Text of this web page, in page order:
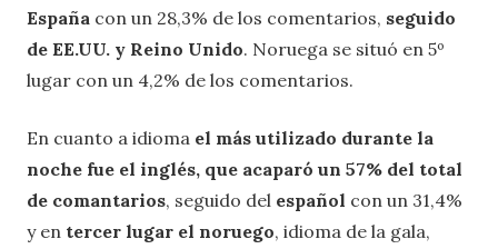
España con un 28,3% de los comentarios, seguido
de EE.UU. y Reino Unido. Noruega se situó en 5º
lugar con un 4,2% de los comentarios.
En cuanto a idioma el más utilizado durante la
noche fue el inglés, que acaparó un 57% del total
de comantarios, seguido del español con un 31,4%
y en tercer lugar el noruego, idioma de la gala,